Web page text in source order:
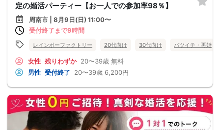
定の婚活パーティー【お一人での参加率98％】
周南市 | 8月9日(日) 11:00〜
受付終了まで9時間
レインボーファクトリー 20代向け 30代向け バツイチ・再婚
女性 残りわずか 20〜39歳 無料
男性 受付終了 20〜39歳 6,200円